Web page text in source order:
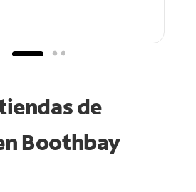
de
Boothbay